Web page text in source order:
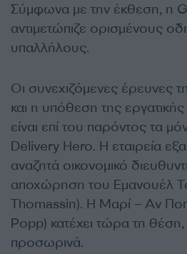
Σύμφωνα με την έκθεση, η
αντιμετώπιζε ορισμένους
υπαλλήλους.
Οι συνεχιζόμενες έρευνες
και η υπόθεση της
είναι επί του παρόντος τα
Delivery Hero. Η εταιρεία
αναζητά οικονομικό
αποχώρηση του Εμανουέλ
Thomassin). Η Mαρί – Αν
Popp) κατέχει τώρα τη
προσωρινά.